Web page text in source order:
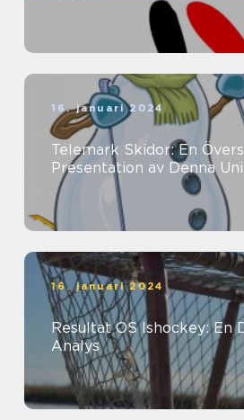
16. januari 2024
Telemark Skidor: En
Presentation av Denna
16. januari 2024
Resultat OS Ishockey: En
Analys